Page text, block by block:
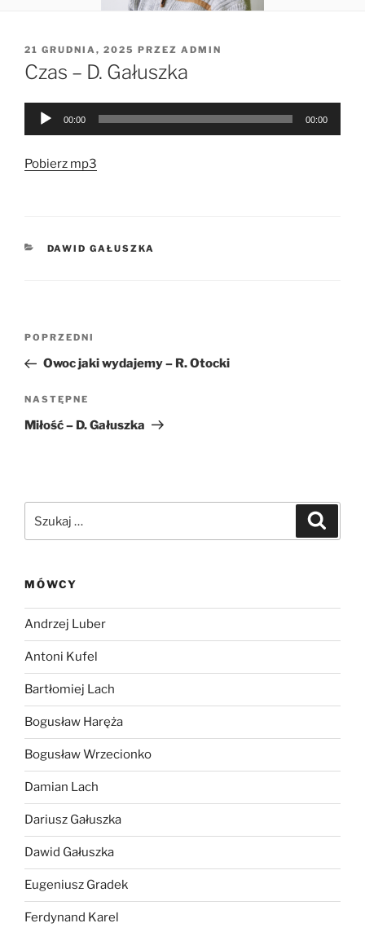
OPUBLIKOWANE
W
21 GRUDNIA, 2025 PRZEZ ADMIN
Czas – D. Gałuszka
Odtwarzacz
00:00 00:00
Pobierz mp3
KATEGORIE
DAWID GAŁUSZKA
Nawigacja
Poprzedni
wpis
POPRZEDNI
Owoc jaki wydajemy – R. Otocki
Następny
wpis
NASTĘPNE
Miłość – D. Gałuszka
MÓWCY
Andrzej Luber
Antoni Kufel
Bartłomiej Lach
Bogusław Haręża
Bogusław Wrzecionko
Damian Lach
Dariusz Gałuszka
Dawid Gałuszka
Eugeniusz Gradek
Ferdynand Karel